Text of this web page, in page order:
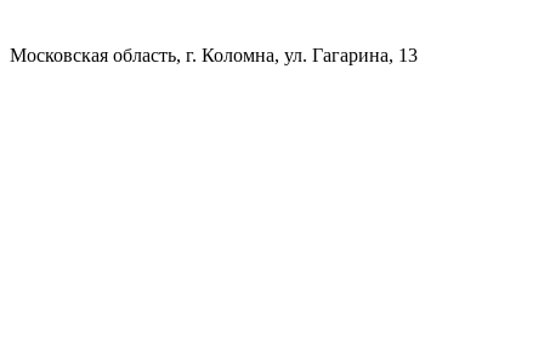
Московская область, г. Коломна, ул. Гагарина, 13